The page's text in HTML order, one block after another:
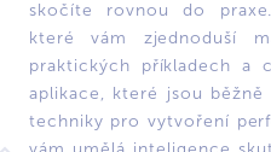
skočíte rovnou do
které vám zjednoduší
praktických příkladech a
aplikace, které jsou
techniky pro vytvoření